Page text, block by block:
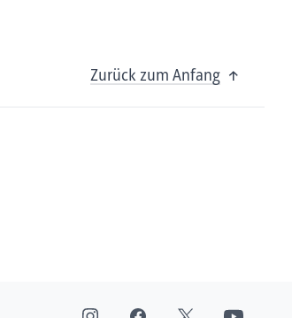
Zurück zum Anfang